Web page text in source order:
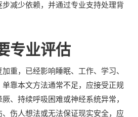
减少依赖，并通过专业支持处理背
专业评估
重，已经影响睡眠、工作、学习、
靠本文方法通常不足，应接受正规
、持续呼吸困难或神经系统异常，
伤人想法或无法保证现实安全，应